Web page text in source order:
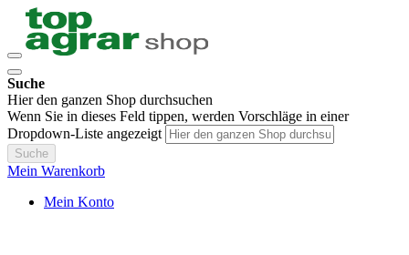
Suche
Hier den ganzen Shop durchsuchen
Wenn Sie in dieses Feld tippen, werden Vorschläge in einer
Dropdown-Liste angezeigt
Suche
Mein Warenkorb
Mein Konto